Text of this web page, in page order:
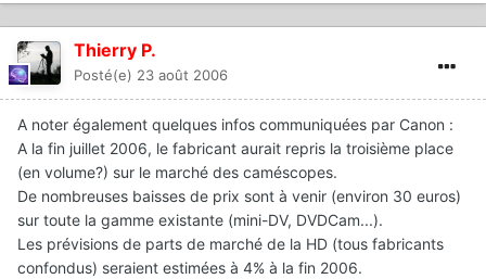
Thierry P.
Posté(e) 23 août 2006
A noter également quelques infos communiquées par Canon :
A la fin juillet 2006, le fabricant aurait repris la troisième place
(en volume?) sur le marché des caméscopes.
De nombreuses baisses de prix sont à venir (environ 30 euros)
sur toute la gamme existante (mini-DV, DVDCam...).
Les prévisions de parts de marché de la HD (tous fabricants
confondus) seraient estimées à 4% à la fin 2006.